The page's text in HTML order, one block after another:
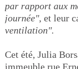
par rapport aux
journée", et leur
ventilation".
Cet été, Julia
immeuble rue